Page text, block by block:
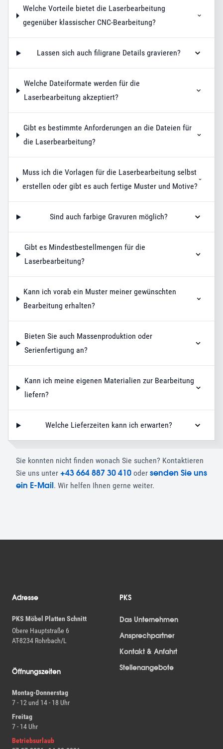
Welche Vorteile bietet die Laserbearbeitung
gegenüber klassischer CNC-Bearbeitung?
Lassen sich auch filigrane Details gravieren?
Welche Dateiformate werden für die
Laserbearbeitung akzeptiert?
Gibt es bestimmte Anforderungen an die Dateien für
die Laserbearbeitung?
Muss ich die Vorlagen für die Laserbearbeitung selbst
erstellen oder gibt es auch fertige Muster und Motive?
Sind auch farbige Gravuren möglich?
Gibt es Mindestbestellmengen für die
Laserbearbeitung?
Kann ich vorab ein Muster meiner gewünschten
Bearbeitung erhalten?
Bieten Sie auch Massenproduktion oder
Serienfertigung an?
Kann ich meine eigenen Materialien zur Bearbeitung
liefern?
Welche Lieferzeiten kann ich erwarten?
Sie konnten nicht finden wonach Sie suchen? Kontaktieren
Sie uns unter +43 664 887 30 410 oder senden Sie uns
ein E-Mail. Wir helfen Ihnen gerne weiter.
Adresse
PKS Möbel Platten Schnitt
Obere Hauptstraße 6
AT-8234 Rohrbach/L
Öffnungszeiten
Montag-Donnerstag
7 - 12 und 14 - 18 Uhr
Freitag
7 - 14 Uhr
Betriebsurlaub
PKS
Das Unternehmen
Ansprechpartner
Kontakt & Anfahrt
Stellenangebote